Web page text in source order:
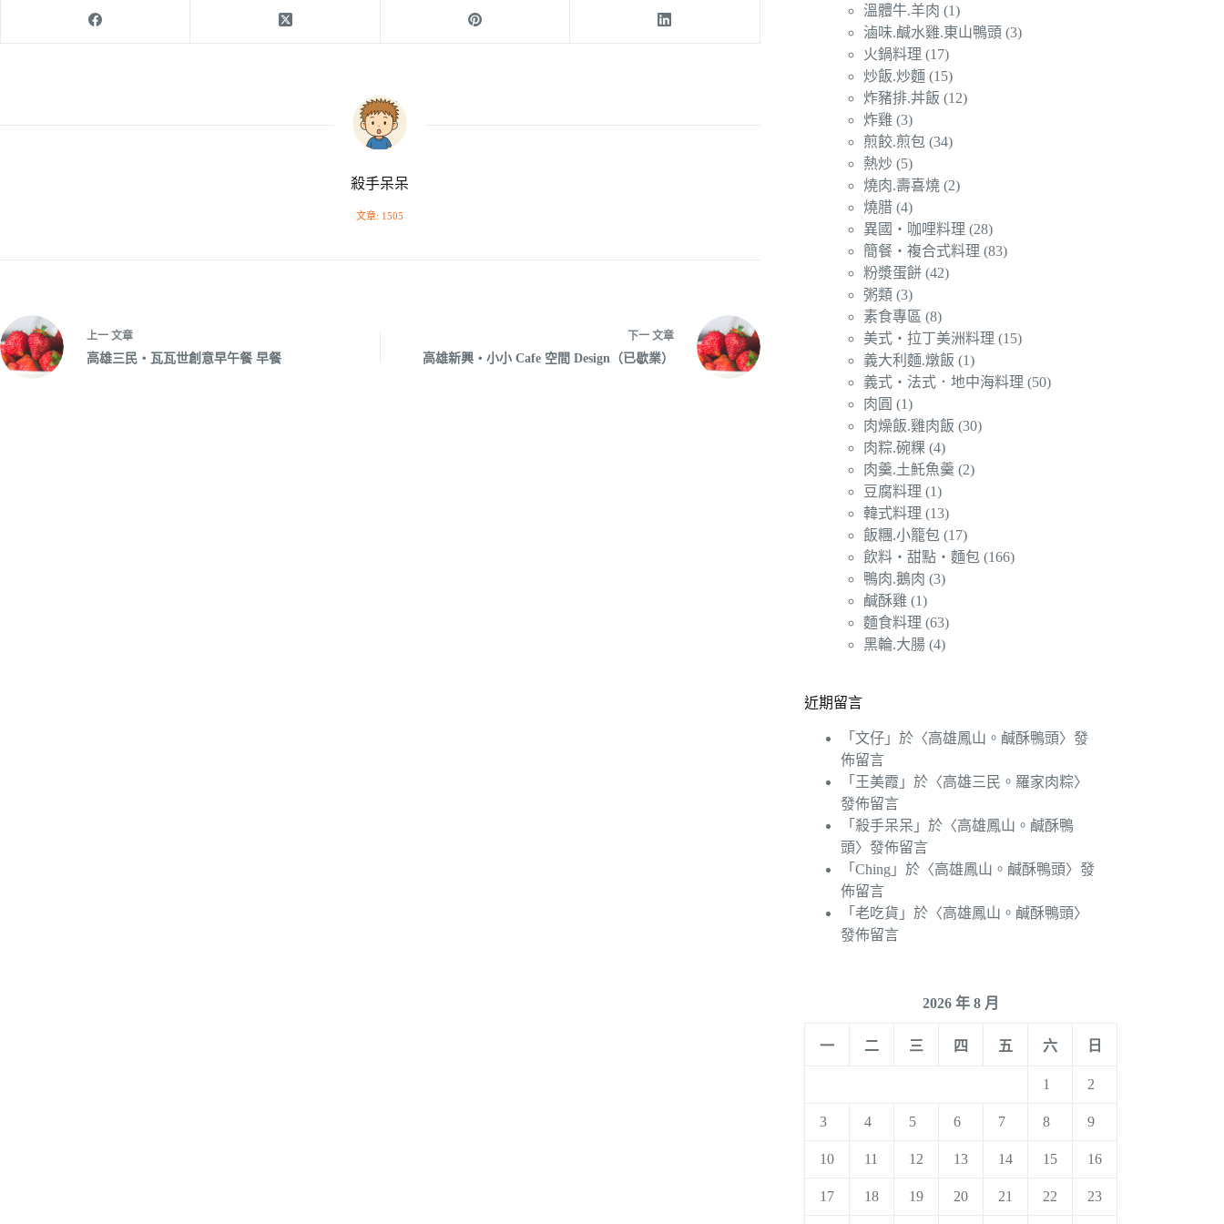
殺手呆呆
文章: 1505
上一 文章
高雄三民‧瓦瓦世創意早午餐 早餐
下一 文章
高雄新興‧小小 Cafe 空間 Design（已歇業）
溫體牛.羊肉 (1)
滷味.鹹水雞.東山鴨頭 (3)
火鍋料理 (17)
炒飯.炒麵 (15)
炸豬排.丼飯 (12)
炸雞 (3)
煎餃.煎包 (34)
熱炒 (5)
燒肉.壽喜燒 (2)
燒腊 (4)
異國‧咖哩料理 (28)
簡餐‧複合式料理 (83)
粉漿蛋餅 (42)
粥類 (3)
素食專區 (8)
美式‧拉丁美洲料理 (15)
義大利麵.燉飯 (1)
義式‧法式．地中海料理 (50)
肉圓 (1)
肉燥飯.雞肉飯 (30)
肉粽.碗粿 (4)
肉羹.土魠魚羹 (2)
豆腐料理 (1)
韓式料理 (13)
飯糰.小籠包 (17)
飲料‧甜點‧麵包 (166)
鴨肉.鵝肉 (3)
鹹酥雞 (1)
麵食料理 (63)
黑輪.大腸 (4)
近期留言
「文仔 」於〈高雄鳳山。鹹酥鴨頭〉發
佈留言
「 王美霞 」於〈高雄三民。羅家肉粽〉
發佈留言
「殺手呆呆 」於〈高雄鳳山。鹹酥鴨
頭〉發佈留言
「Ching 」於〈高雄鳳山。鹹酥鴨頭〉發
佈留言
「老吃貨 」於〈高雄鳳山。鹹酥鴨頭〉
發佈留言
2026 年 8 月
一 二 三 四 五 六 日
1 2
3 4 5 6 7 8 9
10 11 12 13 14 15 16
17 18 19 20 21 22 23